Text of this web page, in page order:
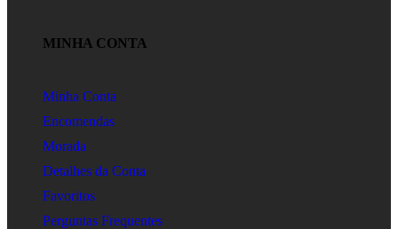
MINHA CONTA
Minha Conta
Encomendas
Morada
Detalhes da Conta
Favoritos
Perguntas Frequentes